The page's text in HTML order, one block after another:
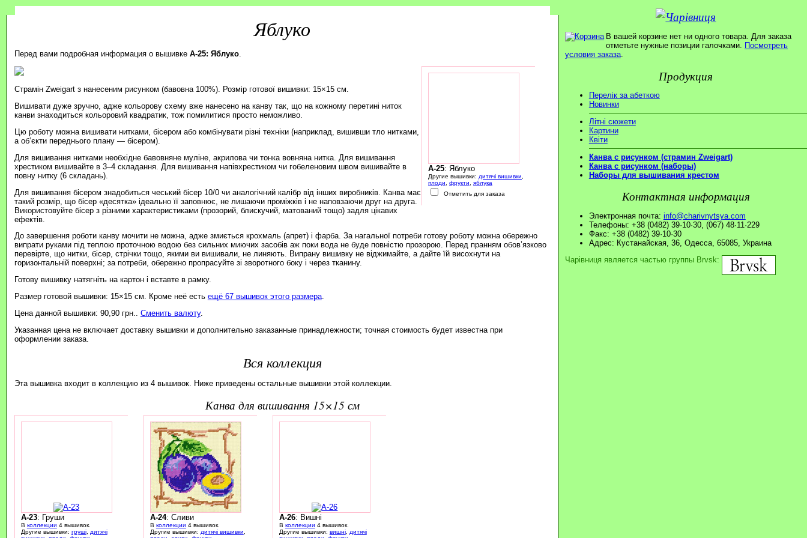
Яблуко
Перед вами подробная информация о вышивке A-25: Яблуко.
A-25: Яблуко
Другие вышивки: дитячі вишивки
плоди
фрукти
яблука
Отметить для заказа
Страмін Zweigart з нанесеним рисунком (бавовна 100%). Розмір готової вишивки: 15×15 см.
Вишивати дуже зручно, адже кольорову схему вже нанесено на канву так, що на кожному перетині ниток
канви знаходиться кольоровий квадратик, тож помилитися просто неможливо.
Цю роботу можна вишивати нитками, бісером або комбінувати різні техніки (наприклад, вишивши тло нитками,
а об’єкти переднього плану — бісером).
Для вишивання нитками необхідне бавовняне муліне, акрилова чи тонка вовняна нитка. Для вишивання
хрестиком вишивайте в 3–4 складання. Для вишивання напівхрестиком чи гобеленовим швом вишивайте в
повну нитку (6 складань).
Для вишивання бісером знадобиться чеський бісер 10/0 чи аналогічний калібр від інших виробників. Канва має
такий розмір, що бісер «десятка» ідеально її заповнює, не лишаючи проміжків і не наповзаючи друг на друга.
Використовуйте бісер з різними характеристиками (прозорий, блискучий, матований тощо) задля цікавих
ефектів.
До завершення роботи канву мочити не можна, адже змиється крохмаль (апрет) і фарба. За нагальної потреби готову роботу можна обережно
випрати руками під теплою проточною водою без сильних миючих засобів аж поки вода не буде повністю прозорою. Перед пранням обов’язково
перевірте, що нитки, бісер, стрічки тощо, якими ви вишивали, не линяють. Випрану вишивку не віджимайте, а дайте їй висохнути на
горизонтальній поверхні; за потреби, обережно пропрасуйте зі зворотного боку і через тканину.
Готову вишивку натягніть на картон і вставте в рамку.
Размер готовой вышивки: 15×15 см. Кроме неё есть ещё 67 вышивок этого размера.
Цена данной вышивки: 90,90 грн.. Сменить валюту.
Указанная цена не включает доставку вышивки и дополнительно заказанные принадлежности; точная стоимость будет известна при
оформлении заказа.
Вся коллекция
Эта вышивка входит в коллекцию из 4 вышивок. Ниже приведены остальные вышивки этой коллекции.
канва для вишивання 15×15 см
A-23: Груши
В коллекции 4 вышивок.
Другие вышивки: груші, дитячі
A-24: Сливи
В коллекции 4 вышивок.
Другие вышивки: дитячі вишивки,
A-26: Вишні
В коллекции 4 вышивок.
Другие вышивки: вишні, дитячі
В вашей корзине нет ни одного товара. Для заказа
отметьте нужные позиции галочками. Посмотреть
условия заказа.
Продукция
Перелік за абеткою
Новинки
Літні сюжети
Картини
Квіти
Канва с рисунком (страмин Zweigart)
Канва с рисунком (наборы)
Наборы для вышивания крестом
Контактная информация
Электронная почта: info@charivnytsya.com
Телефоны: +38 (0482) 39·10·30, (067) 48·11·229
Факс: +38 (0482) 39·10·30
Адрес: Кустанайская, 36, Одесса, 65085, Украина
Чарівниця является частью группы Brvsk: